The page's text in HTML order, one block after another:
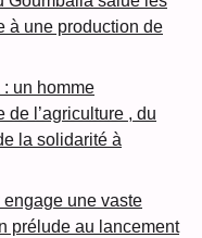
à une production de
un homme
de l’agriculture , du
la solidarité à
une vaste
prélude au lancement